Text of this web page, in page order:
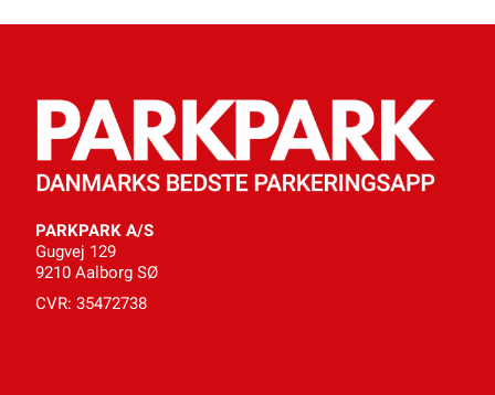
PARKPARK A/S
Gugvej 129
9210 Aalborg SØ
CVR: 35472738